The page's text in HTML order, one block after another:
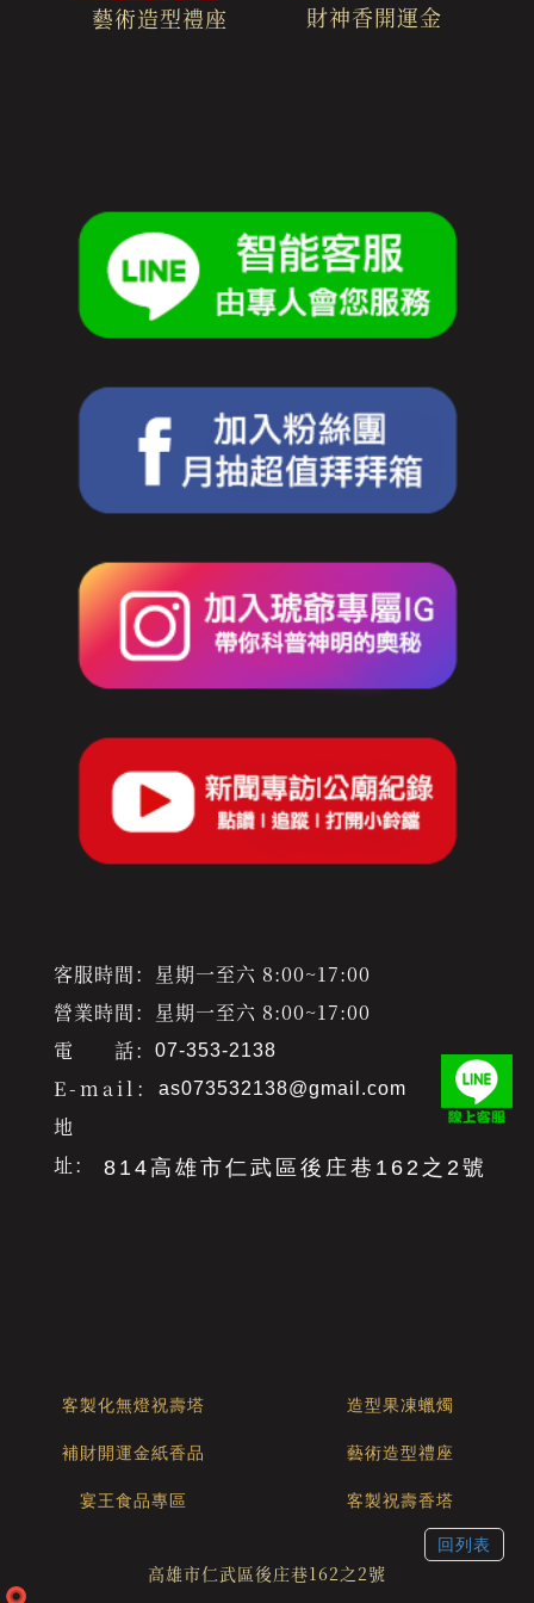
藝術造型禮座 財神香開運金
客服時間：星期一至六 8:00~17:00
營業時間：星期一至六 8:00~17:00
電 話：
07-353-2138
E-mail： as073532138@gmail.com
地
址：
814高雄市仁武區後庄巷162之2號
客製化無燈祝壽塔 造型果凍蠟燭
補財開運金紙香品 藝術造型禮座
宴王食品專區 客製祝壽香塔
高雄市仁武區後庄巷162之2號
回列表